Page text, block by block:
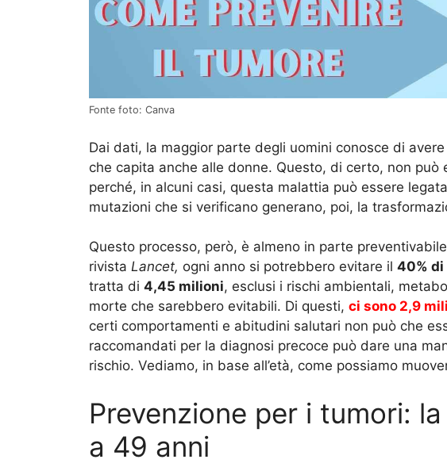
Fonte foto: Canva
Dai dati, la maggior parte degli uomini conosce di
che capita anche alle donne. Questo, di certo, non può
perché, in alcuni casi, questa malattia può essere
mutazioni che si verificano generano, poi, la
Questo processo, però, è almeno in parte
rivista Lancet, ogni anno si potrebbero evitare il 40%
tratta di 4,45 milioni, esclusi i rischi ambientali,
morte che sarebbero evitabili. Di questi, ci sono 2,9
certi comportamenti e abitudini salutari non può che
raccomandati per la diagnosi precoce può dare una
rischio. Vediamo, in base all’età, come possiamo
Prevenzione per i tumori:
a 49 anni